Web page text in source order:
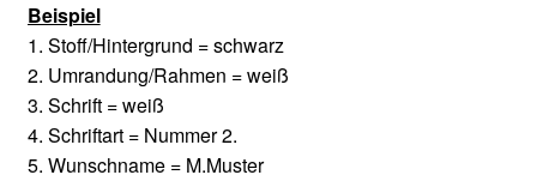
Beispiel
1. Stoff/Hintergrund = schwarz
2. Umrandung/Rahmen = weiß
3. Schrift = weiß
4. Schriftart = Nummer 2.
5. Wunschname = M.Muster